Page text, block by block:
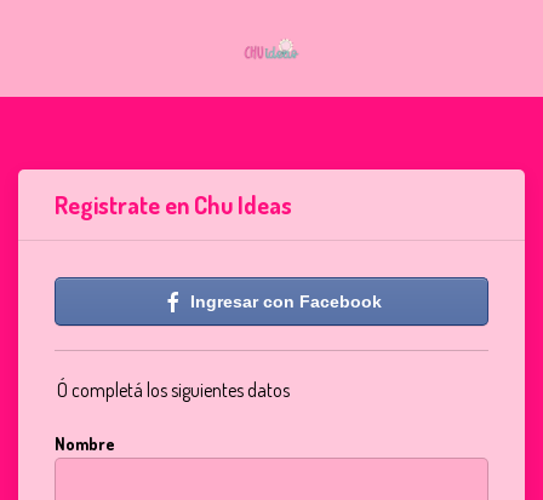
Registrate en Chu Ideas
Ingresar con Facebook
Ó completá los siguientes datos
Nombre